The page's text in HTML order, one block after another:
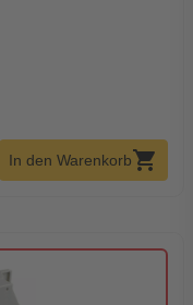
Menge
In den Warenkorbshopping_cart